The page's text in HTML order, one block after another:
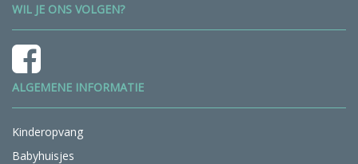
WIL JE ONS VOLGEN?
ALGEMENE INFORMATIE
Kinderopvang
Babyhuisjes